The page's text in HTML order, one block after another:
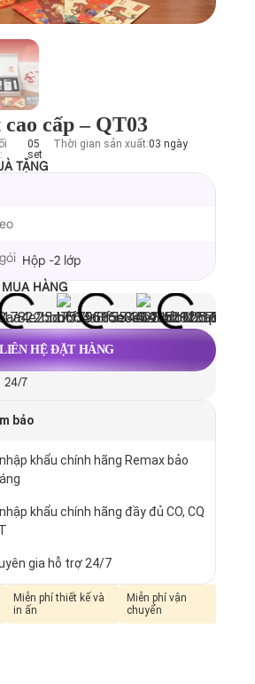
cao cấp – QT03
05
set
Thời gian sản xuất:03 ngày
TẶNG
Hộp -2 lớp
HÀNG
LIÊN HỆ ĐẶT HÀNG
7
bảo
khẩu chính hãng Remax bảo
khẩu chính hãng đầy đủ CO, CQ
gia hỗ trợ 24/7
Miễn phí thiết kế và
in ấn
Miễn phí vận
chuyển